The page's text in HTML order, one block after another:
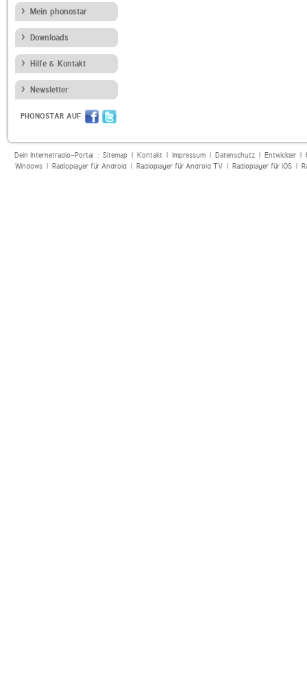
Mein phonostar
Downloads
Hilfe & Kontakt
Newsletter
PHONOSTAR AUF
Dein Internetradio-Portal : Sitemap| Kontakt| Impressum| Datenschutz| Entwickler|
Windows| Radioplayer für Android| Radioplayer für Android TV| Radioplayer für iOS|